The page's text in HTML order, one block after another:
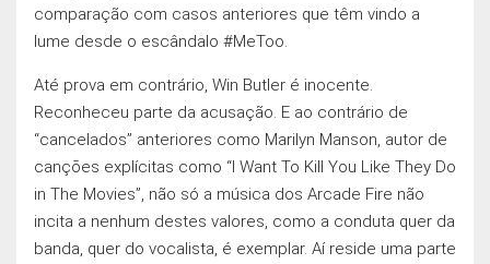
comparação com casos anteriores que têm vindo a
lume desde o escândalo #MeToo.
Até prova em contrário, Win Butler é inocente.
Reconheceu parte da acusação. E ao contrário de
“cancelados” anteriores como Marilyn Manson, autor de
cançōes explícitas como “I Want To Kill You Like They Do
in The Movies”, não só a música dos Arcade Fire não
incita a nenhum destes valores, como a conduta quer da
banda, quer do vocalista, é exemplar. Aí reside uma parte